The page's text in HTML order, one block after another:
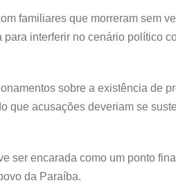
familiares que morreram sem
interferir no cenário político
sobre a existência de
que acusações deveriam se
ser encarada como um ponto
da Paraíba.